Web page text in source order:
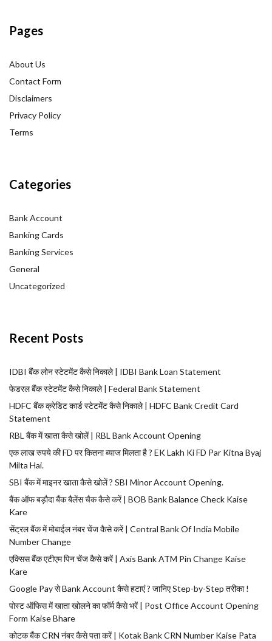
Pages
About Us
Contact Form
Disclaimers
Privacy Policy
Terms
Categories
Bank Account
Banking Cards
Banking Services
General
Uncategorized
Recent Posts
IDBI बैंक लोन स्टेटमेंट कैसे निकाले | IDBI Bank Loan Statement
फेडरल बैंक स्टेटमेंट कैसे निकाले | Federal Bank Statement
HDFC बैंक क्रेडिट कार्ड स्टेटमेंट कैसे निकाले | HDFC Bank Credit Card
Statement
RBL बैंक में खाता कैसे खोलें | RBL Bank Account Opening
एक लाख रुपये की FD पर कितना ब्याज मिलता है ? EK Lakh Ki FD Par Kitna Byaj
Milta Hai.
SBI बैंक में माइनर खाता कैसे खोलें ? SBI Minor Account Opening.
बैंक ऑफ बड़ौदा बैंक बैलेंस चैक कैसे करें | BOB Bank Balance Check Kaise
Kare
सेंट्रल बैंक में मोबाईल नंबर चेंज कैसे करें | Central Bank Of India Mobile
Number Change
एक्सिस बैंक एटीएम पिन चेंज कैसे करें | Axis Bank ATM Pin Change Kaise
Kare
Google Pay से Bank Account कैसे हटाएं ? जानिए Step-by-Step तरीका !
पोस्ट ऑफिस में खाता खोलने का फॉर्म कैसे भरें | Post Office Account Opening
Form Kaise Bhare
कोटक बैंक CRN नंबर कैसे पता करें | Kotak Bank CRN Number Kaise Pata